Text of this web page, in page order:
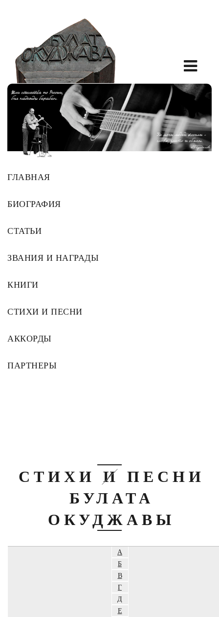
ГЛАВНАЯ
БИОГРАФИЯ
СТАТЬИ
ЗВАНИЯ И НАГРАДЫ
КНИГИ
СТИХИ И ПЕСНИ
АККОРДЫ
ПАРТНЕРЫ
СТИХИ И ПЕСНИ
БУЛАТА
ОКУДЖАВЫ
А
Б
В
Г
Д
Е